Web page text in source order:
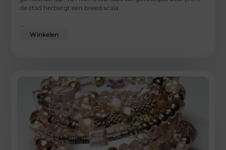
de stad herbergt een breed scala
Winkelen